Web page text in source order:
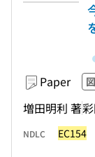
Paper
増田明利 著
NDLC EC154